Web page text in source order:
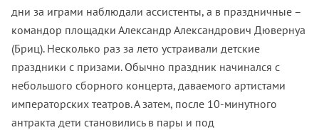
дни за играми наблюдали ассистенты, а в праздничные –
командор площадки Александр Александрович Дювернуа
(Бриц). Несколько раз за лето устраивали детские
праздники с призами. Обычно праздник начинался с
небольшого сборного концерта, даваемого артистами
императорских театров. А затем, после 10-минутного
антракта дети становились в пары и под